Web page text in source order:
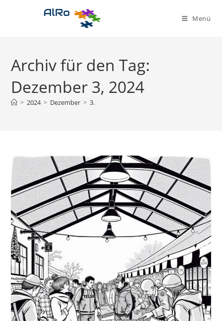
Menü
Archiv für den Tag:
Dezember 3, 2024
> 2024 > Dezember > 3.